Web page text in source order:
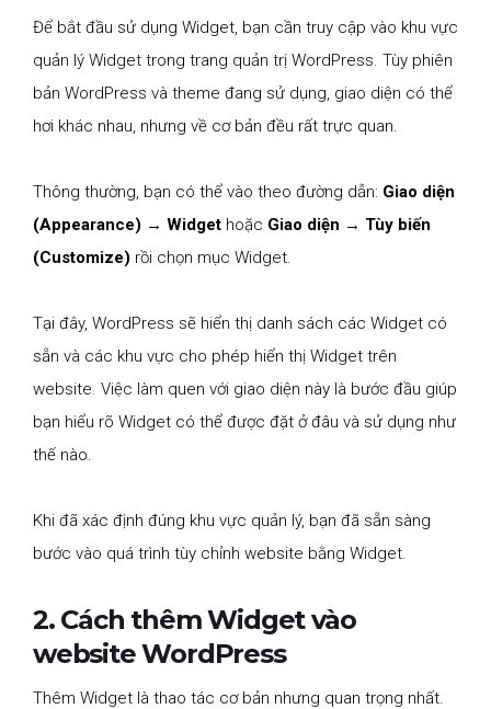
Để bắt đầu sử dụng Widget, bạn cần truy cập vào khu vực
quản lý Widget trong trang quản trị WordPress. Tùy phiên
bản WordPress và theme đang sử dụng, giao diện có thể
hơi khác nhau, nhưng về cơ bản đều rất trực quan.
Thông thường, bạn có thể vào theo đường dẫn: Giao diện
(Appearance) → Widget hoặc Giao diện → Tùy biến
(Customize) rồi chọn mục Widget.
Tại đây, WordPress sẽ hiển thị danh sách các Widget có
sẵn và các khu vực cho phép hiển thị Widget trên
website. Việc làm quen với giao diện này là bước đầu giúp
bạn hiểu rõ Widget có thể được đặt ở đâu và sử dụng như
thế nào.
Khi đã xác định đúng khu vực quản lý, bạn đã sẵn sàng
bước vào quá trình tùy chỉnh website bằng Widget.
2. Cách thêm Widget vào
website WordPress
Thêm Widget là thao tác cơ bản nhưng quan trọng nhất.